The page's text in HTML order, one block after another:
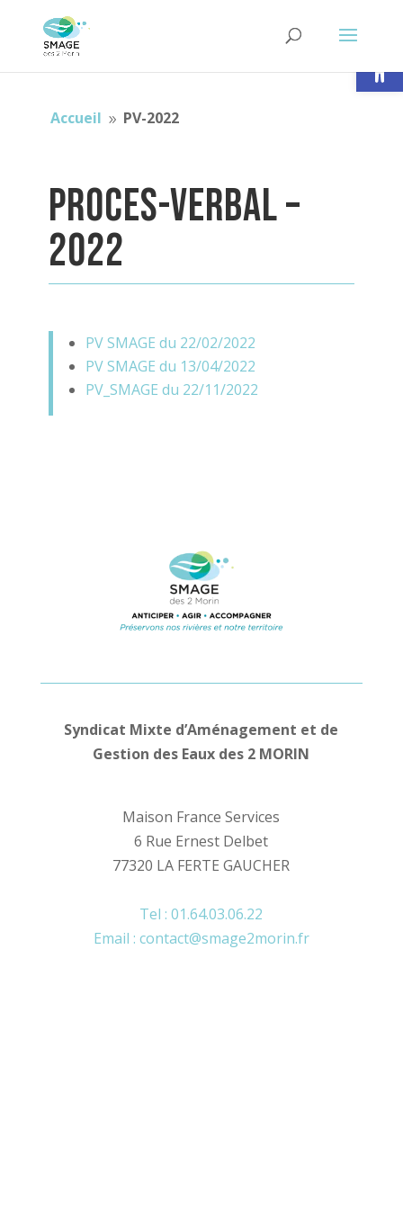
Accueil 9 PV-2022
PROCES-VERBAL –
2022
PV SMAGE du 22/02/2022
PV SMAGE du 13/04/2022
PV_SMAGE du 22/11/2022
Syndicat Mixte d’Aménagement et de
Gestion des Eaux des 2 MORIN
Maison France Services
6 Rue Ernest Delbet
77320 LA FERTE GAUCHER
Tel : 01.64.03.06.22
Email : contact@smage2morin.fr